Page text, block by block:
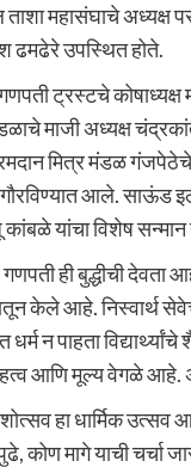
महासंघाचे अध्यक्ष
ढमढेरे उपस्थित होते.
ट्रस्टचे
माजी अध्यक्ष
मित्र मंडळ
गौरविण्यात आले.
कांबळे यांचा विशेष
ही बुद्धीची
केले आहे. निस्वार्थ
धर्म न पाहता
आणि मूल्य वेगळे आहे.
हा धार्मिक
कोण मागे याची चर्चा